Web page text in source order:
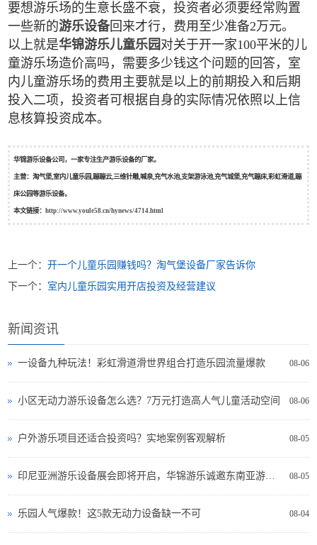
要想游乐场的生意长盛不衰，投资者必须要经常购置
一些新的游乐设备回来才行，费用至少准备2万元。
以上就是华锦游乐儿童乐园对关于开一家100平米的儿
童游乐场造价高吗，需要多少钱这个问题的回答，室
内儿童游乐场的费用主要就是以上的前期投入和后期
投入二项，投资者可根据自身的实际情况依照以上信
息核算投资成本。
华锦游乐设备公司，一家专注生产游乐设备的厂家。
主营：淘气堡,室内儿童乐园,蹦蹦云,三维针雕,喊泉,充气水池,支架游泳池,充气城堡,充气蹦床,彩虹滑道,蹦
床公园等游乐设备。
本文链接：http://www.youle58.cn/hynews/4714.html
上一个：开一个儿童乐园赚钱吗？淘气堡设备厂家告诉你
下一个： 室内儿童乐园实用开店投资及经营建议
新闻资讯
08-06
一设备九种玩法！彩虹滑道滑世界组合打造乐园流量爆款
08-06
小区无动力游乐设备怎么选？7万元打造高人气儿童活动空间
08-05
户外游乐项目还适合投资吗？实地案例客观解析
08-05
印尼亚洲游乐设备展会即将开启，华锦游乐诚邀东南亚游乐投资者现场交流
08-04
乐园人气爆款！这5款无动力设备缺一不可